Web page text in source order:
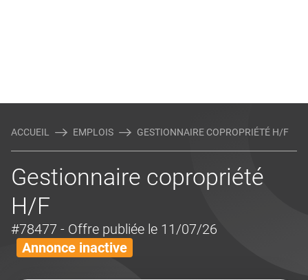
ACCUEIL EMPLOIS GESTIONNAIRE COPROPRIÉTÉ H/F
Gestionnaire copropriété
H/F
#78477 - Offre publiée le 11/07/26
Annonce inactive